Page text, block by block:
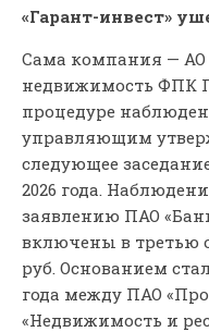
«Гарант-инвест»
Сама компания — АО
недвижимость ФПК
процедуре
управляющим
следующее
2026 года.
заявлению ПАО
включены в третью
руб. Основанием
года между ПАО
«Недвижимость и